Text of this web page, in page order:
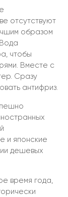
отсутствуют
образом
чтобы
Вместе с
Сразу
антифриз.
и японские
дешевых
время года,